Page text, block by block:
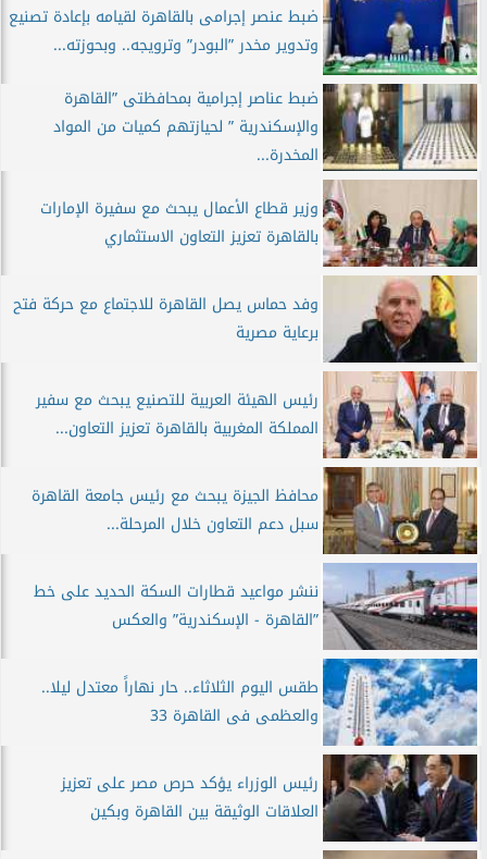
ضبط عنصر إجرامى بالقاهرة لقيامه بإعادة تصنيع
وتدوير مخدر ”البودر” وترويجه.. وبحوزته...
ضبط عناصر إجرامية بمحافظتى ”القاهرة
والإسكندرية ” لحيازتهم كميات من المواد
المخدرة...
وزير قطاع الأعمال يبحث مع سفيرة الإمارات
بالقاهرة تعزيز التعاون الاستثماري
وفد حماس يصل القاهرة للاجتماع مع حركة فتح
برعاية مصرية
رئيس الهيئة العربية للتصنيع يبحث مع سفير
المملكة المغربية بالقاهرة تعزيز التعاون...
محافظ الجيزة يبحث مع رئيس جامعة القاهرة
سبل دعم التعاون خلال المرحلة...
ننشر مواعيد قطارات السكة الحديد على خط
”القاهرة - الإسكندرية” والعكس
طقس اليوم الثلاثاء.. حار نهاراً معتدل ليلا..
والعظمى فى القاهرة 33
رئيس الوزراء يؤكد حرص مصر على تعزيز
العلاقات الوثيقة بين القاهرة وبكين